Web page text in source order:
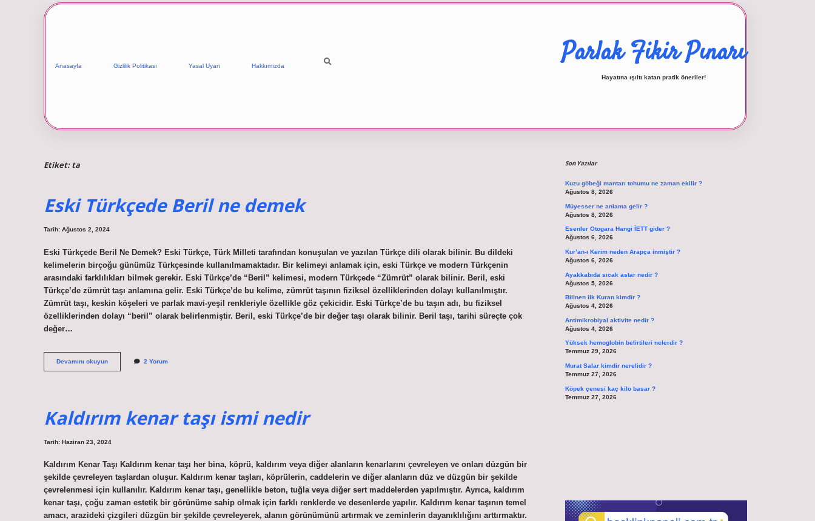
Anasayfa Gizlilik Politikası Yasal Uyarı Hakkımızda Parlak Fikir Pınarı
Hayatına ışıltı katan pratik öneriler!
Etiket:ta
Eski Türkçede Beril ne demek
Tarih: Ağustos 2, 2024
Eski Türkçede Beril Ne Demek? Eski Türkçe, Türk Milleti tarafından konuşulan ve yazılan Türkçe dili olarak bilinir. Bu dildeki
kelimelerin birçoğu günümüz Türkçesinde kullanılmamaktadır. Bir kelimeyi anlamak için, eski Türkçe ve modern Türkçenin
arasındaki farklılıkları bilmek gerekir. Eski Türkçe’de “Beril” kelimesi, modern Türkçede “Zümrüt” olarak bilinir. Beril, eski
Türkçe’de zümrüt taşı anlamına gelir. Eski Türkçe’de bu kelime, zümrüt taşının fiziksel özelliklerinden dolayı kullanılmıştır.
Zümrüt taşı, keskin köşeleri ve parlak mavi-yeşil renkleriyle özellikle göz çekicidir. Eski Türkçe’de bu taşın adı, bu fiziksel
özelliklerinden dolayı “beril” olarak belirlenmiştir. Beril, eski Türkçe’de bir değer taşı olarak bilinir. Beril taşı, tarihi süreçte çok
değer…
Devamını okuyunEski
Türkçede
2 Yorum
Kaldırım kenar taşı ismi nedir
Tarih: Haziran 23, 2024
Kaldırım Kenar Taşı Kaldırım kenar taşı her bina, köprü, kaldırım veya diğer alanların kenarlarını çevreleyen ve onları düzgün bir
şekilde çevreleyen taşlardan oluşur. Kaldırım kenar taşları, köprülerin, caddelerin ve diğer alanların düz ve düzgün bir şekilde
çevrelenmesi için kullanılır. Kaldırım kenar taşı, genellikle beton, tuğla veya diğer sert maddelerden yapılmıştır. Ayrıca, kaldırım
kenar taşı, çoğu zaman estetik bir görünüme sahip olmak için farklı renklerde ve desenlerde yapılır. Kaldırım kenar taşının temel
amacı, arazideki çizgileri düzgün bir şekilde çevreleyerek, alanın görünümünü artırmak ve zeminlerin dayanıklılığını arttırmaktır.
Son Yazılar
Kuzu göbeği mantarı tohumu ne zaman ekilir ?
Ağustos 8, 2026
Müyesser ne anlama gelir ?
Ağustos 8, 2026
Esenler Otogara Hangi İETT gider ?
Ağustos 6, 2026
Kur’an-ı Kerim neden Arapça inmiştir ?
Ağustos 6, 2026
Ayakkabıda sıcak astar nedir ?
Ağustos 5, 2026
Bilinen ilk Kuran kimdir ?
Ağustos 4, 2026
Antimikrobiyal aktivite nedir ?
Ağustos 4, 2026
Yüksek hemoglobin belirtileri nelerdir ?
Temmuz 29, 2026
Murat Salar kimdir nerelidir ?
Temmuz 27, 2026
Köpek çenesi kaç kilo basar ?
Temmuz 27, 2026